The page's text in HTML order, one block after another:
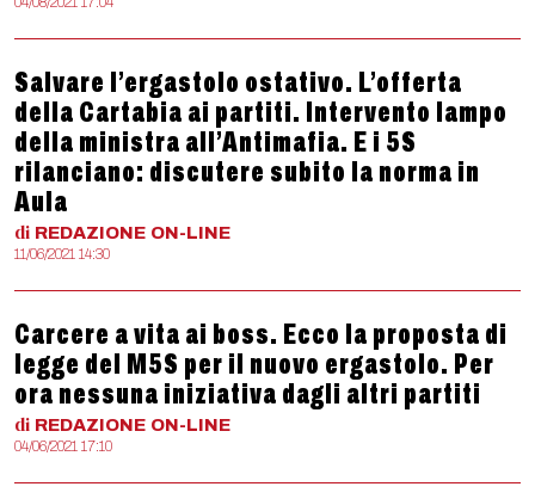
Salvare l’ergastolo ostativo. L’offerta
della Cartabia ai partiti. Intervento lampo
della ministra all’Antimafia. E i 5S
rilanciano: discutere subito la norma in
Aula
di REDAZIONE ON-LINE
11/06/2021 14:30
Carcere a vita ai boss. Ecco la proposta di
legge del M5S per il nuovo ergastolo. Per
ora nessuna iniziativa dagli altri partiti
di REDAZIONE ON-LINE
04/06/2021 17:10